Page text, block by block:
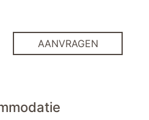
AANVRAGEN